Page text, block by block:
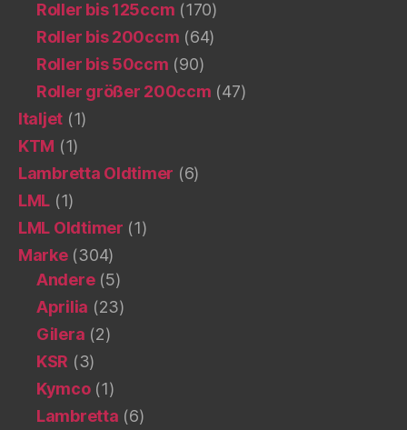
Roller bis 125ccm (170)
Roller bis 200ccm (64)
Roller bis 50ccm (90)
Roller größer 200ccm (47)
Italjet (1)
KTM (1)
Lambretta Oldtimer (6)
LML (1)
LML Oldtimer (1)
Marke(304)
Andere(5)
Aprilia (23)
Gilera (2)
KSR (3)
Kymco(1)
Lambretta (6)